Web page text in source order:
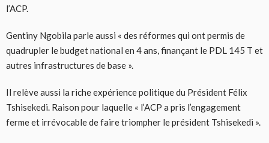
l’ACP.
Gentiny Ngobila parle aussi « des réformes qui ont permis de
quadrupler le budget national en 4 ans, finançant le PDL 145 T et
autres infrastructures de base ».
Il relève aussi la riche expérience politique du Président Félix
Tshisekedi. Raison pour laquelle « l’ACP a pris l’engagement
ferme et irrévocable de faire triompher le président Tshisekedi ».